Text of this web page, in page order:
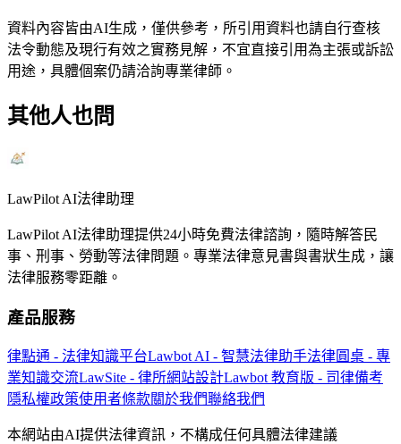
資料內容皆由AI生成，僅供參考，所引用資料也請自行查核
法令動態及現行有效之實務見解，不宜直接引用為主張或訴訟
用途，具體個案仍請洽詢專業律師。
其他人也問
LawPilot AI法律助理
LawPilot AI法律助理提供24小時免費法律諮詢，隨時解答民
事、刑事、勞動等法律問題。專業法律意見書與書狀生成，讓
法律服務零距離。
產品服務
律點通 - 法律知識平台Lawbot AI - 智慧法律助手法律圓桌 - 專
業知識交流LawSite - 律所網站設計Lawbot 教育版 - 司律備考
隱私權政策使用者條款關於我們聯絡我們
本網站由AI提供法律資訊，不構成任何具體法律建議